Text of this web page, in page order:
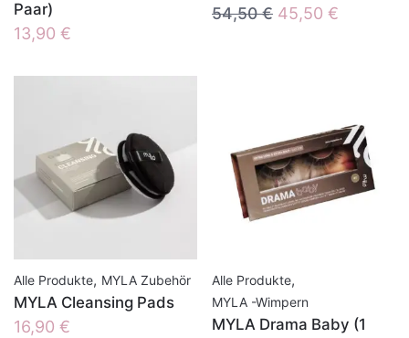
Paar)
13,90 €
54,50€ Ursprünglicher
45,50 €
Alle Produkte, MYLA Zubehör
MYLA Cleansing Pads
16,90 €
Alle Produkte,
MYLA -Wimpern
MYLA Drama Baby (1